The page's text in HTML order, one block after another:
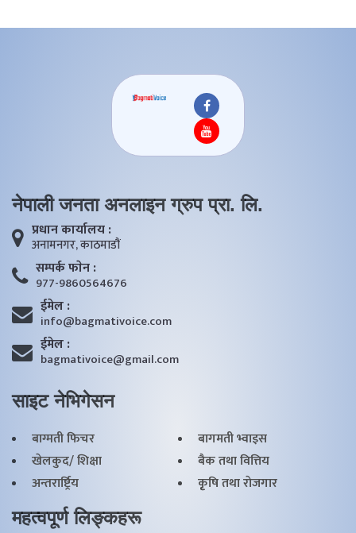
नेपाली जनता अनलाइन ग्रुप प्रा. लि.
प्रधान कार्यालय :
अनामनगर, काठमाडाैं
सम्पर्क फाेन :
977-9860564676
ईमेल :
info@bagmativoice.com
ईमेल :
bagmativoice@gmail.com
साइट नेभिगेसन
बाग्मती फिचर
बागमती भ्वाइस
खेलकुद/ शिक्षा
बैक तथा वित्तिय
अन्तरार्ष्ट्रिय
कृृषि तथा राेजगार
महत्वपूर्ण लिङ्कहरू